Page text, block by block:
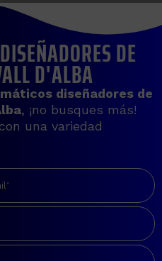
DE
D'ALBA
diseñadores de
, ¡no busques más!
una variedad